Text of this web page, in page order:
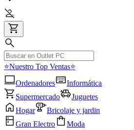
⭐Nuestro Top Ventas⭐
Ordenadores
Informática
Supermercado
Juguetes
Hogar
Bricolaje y jardin
Gran Electro
Moda